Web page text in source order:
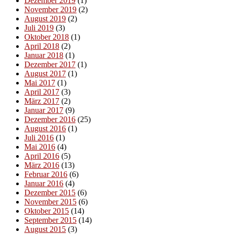
November 2019 (2)
August 2019 (2)
Juli 2019 (3)
Oktober 2018 (1)
April 2018 (2)
Januar 2018 (1)
Dezember 2017 (1)
August 2017 (1)
Mai 2017 (1)
April 2017 (3)
März 2017 (2)
Januar 2017 (9)
Dezember 2016 (25)
August 2016 (1)
Juli 2016 (1)
Mai 2016 (4)
April 2016 (5)
März 2016 (13)
Februar 2016 (6)
Januar 2016 (4)
Dezember 2015 (6)
November 2015 (6)
Oktober 2015 (14)
September 2015 (14)
August 2015 (3)